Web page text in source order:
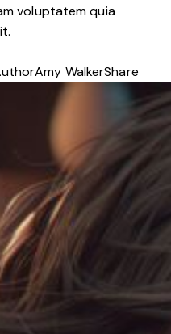
voluptatem quia
Amy WalkerShare